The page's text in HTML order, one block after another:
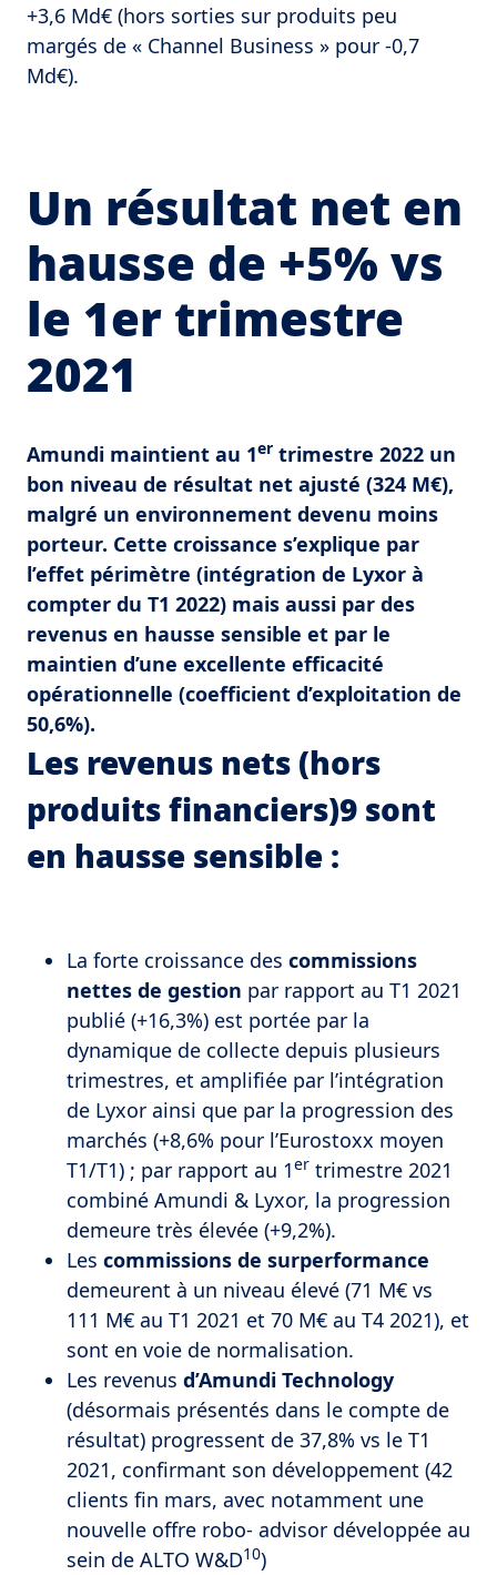
+3,6 Md€ (hors sorties sur produits peu
margés de « Channel Business » pour -0,7
Md€).
Un résultat net en
hausse de +5% vs
le 1er trimestre
2021
Amundi maintient au 1er trimestre 2022 un
bon niveau de résultat net ajusté (324 M€),
malgré un environnement devenu moins
porteur. Cette croissance s’explique par
l’effet périmètre (intégration de Lyxor à
compter du T1 2022) mais aussi par des
revenus en hausse sensible et par le
maintien d’une excellente efficacité
opérationnelle (coefficient d’exploitation de
50,6%).
Les revenus nets (hors
produits financiers)9 sont
en hausse sensible :
La forte croissance des commissions
nettes de gestion par rapport au T1 2021
publié (+16,3%) est portée par la
dynamique de collecte depuis plusieurs
trimestres, et amplifiée par l’intégration
de Lyxor ainsi que par la progression des
marchés (+8,6% pour l’Eurostoxx moyen
T1/T1) ; par rapport au 1er trimestre 2021
combiné Amundi & Lyxor, la progression
demeure très élevée (+9,2%).
Les commissions de surperformance
demeurent à un niveau élevé (71 M€ vs
111 M€ au T1 2021 et 70 M€ au T4 2021), et
sont en voie de normalisation.
Les revenus d’Amundi Technology
(désormais présentés dans le compte de
résultat) progressent de 37,8% vs le T1
2021, confirmant son développement (42
clients fin mars, avec notamment une
nouvelle offre robo- advisor développée au
sein de ALTO W&D10)